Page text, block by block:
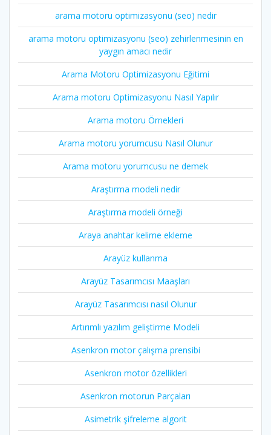
arama motoru optimizasyonu (seo) nedir
arama motoru optimizasyonu (seo) zehirlenmesinin en
yaygın amacı nedir
Arama Motoru Optimizasyonu Eğitimi
Arama motoru Optimizasyonu Nasıl Yapılır
Arama motoru Örnekleri
Arama motoru yorumcusu Nasıl Olunur
Arama motoru yorumcusu ne demek
Araştırma modeli nedir
Araştırma modeli örneği
Araya anahtar kelime ekleme
Arayüz kullanma
Arayüz Tasarımcısı Maaşları
Arayüz Tasarımcısı nasıl Olunur
Artırımlı yazılım geliştirme Modeli
Asenkron motor çalışma prensibi
Asenkron motor özellikleri
Asenkron motorun Parçaları
Asimetrik şifreleme algorit